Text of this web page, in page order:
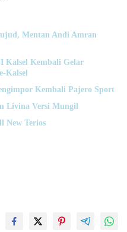
Mentan Andi Amran
Kalsel Kembali Gelar
Kalsel
Kembali Pajero Sport
Livina Versi Mungil
New Terios